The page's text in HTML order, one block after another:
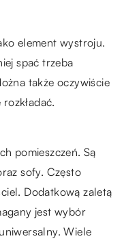
element wystroju.
spać trzeba
także oczywiście
pomieszczeń. Są
sofy. Często
Dodatkową zaletą
jest wybór
Wiele